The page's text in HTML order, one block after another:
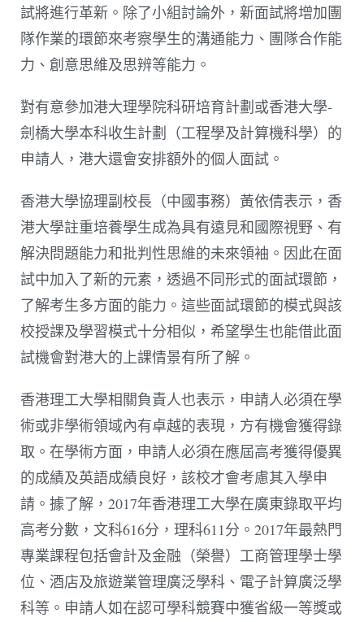
試將進行革新。除了小組討論外，新面試將增加團
隊作業的環節來考察學生的溝通能力、團隊合作能
力、創意思維及思辨等能力。
對有意參加港大理學院科研培育計劃或香港大學-
劍橋大學本科收生計劃（工程學及計算機科學）的
申請人，港大還會安排額外的個人面試。
香港大學協理副校長（中國事務）黃依倩表示，香
港大學註重培養學生成為具有遠見和國際視野、有
解決問題能力和批判性思維的未來領袖。因此在面
試中加入了新的元素，透過不同形式的面試環節，
了解考生多方面的能力。這些面試環節的模式與該
校授課及學習模式十分相似，希望學生也能借此面
試機會對港大的上課情景有所了解。
香港理工大學相關負責人也表示，申請人必須在學
術或非學術領域內有卓越的表現，方有機會獲得錄
取。在學術方面，申請人必須在應屆高考獲得優異
的成績及英語成績良好，該校才會考慮其入學申
請。據了解，2017年香港理工大學在廣東錄取平均
高考分數，文科616分，理科611分。2017年最熱門
專業課程包括會計及金融（榮譽）工商管理學士學
位、酒店及旅遊業管理廣泛學科、電子計算廣泛學
科等。申請人如在認可學科競賽中獲省級一等獎或